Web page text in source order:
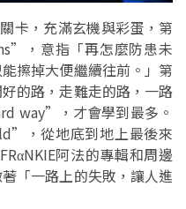
卡，充滿玄機與彩蛋，第
，意指「再怎麼防患未
擦掉大便繼續往前。」第
的路，走難走的路，一路
way”，才會學到最多。
，從地底到地上最後來
阿法的專輯和周邊
「一路上的失敗，讓人進